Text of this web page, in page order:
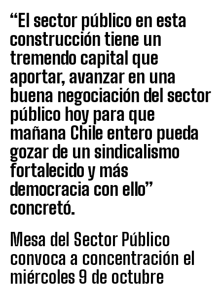
“El sector público en esta
construcción tiene un
tremendo capital que
aportar, avanzar en una
buena negociación del sector
público hoy para que
mañana Chile entero pueda
gozar de un sindicalismo
fortalecido y más
democracia con ello”
concretó.
Mesa del Sector Público
convoca a concentración el
miércoles 9 de octubre